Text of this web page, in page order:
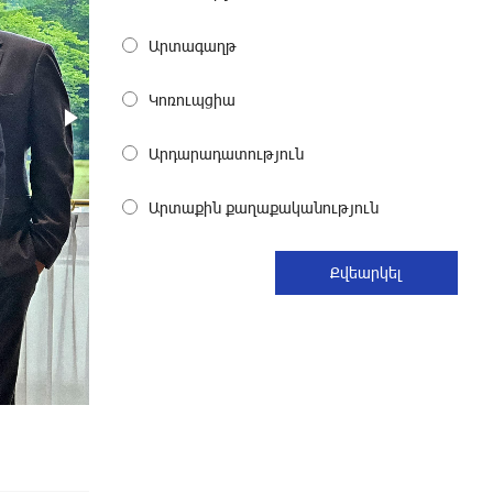
До 25% idcoin-ов при покупке
авиабилетов Flyone: Idram&IDBank
Ucom и Microsoft Innovation Center
21 дней назад
При поддержке Ucom в Шенаване
установлена солнечная станция
Արտագաղթ
Կոռուպցիա
Արդարադատություն
Արտաքին քաղաքականություն